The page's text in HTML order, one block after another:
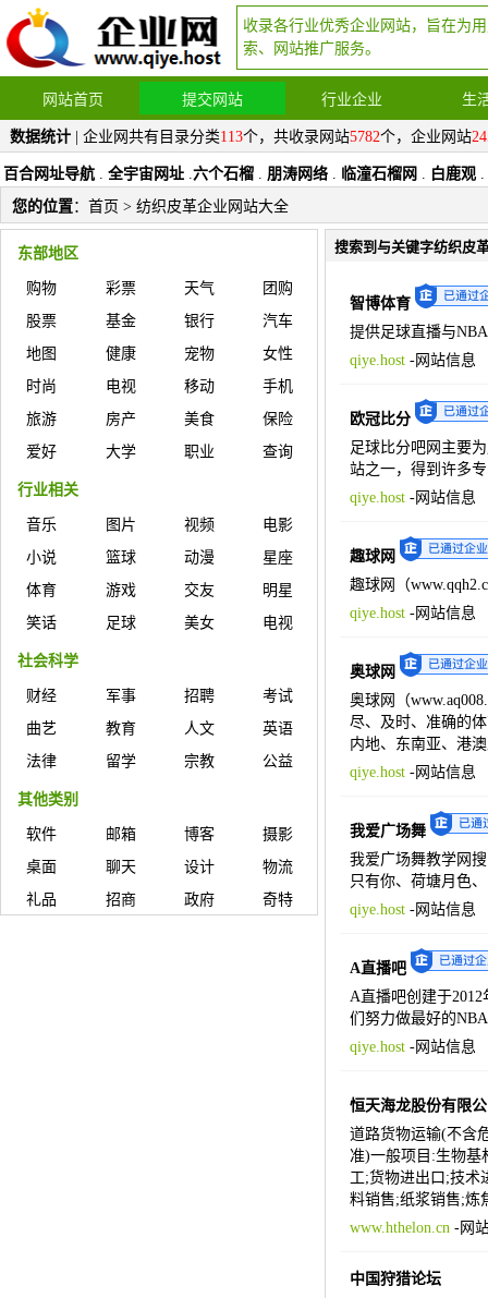
收录各行业优秀企业网站，旨在为
索、网站推广服务。
网站首页 提交网站 行业企业 生
数据统计 | 企业网共有目录分类113个，共收录网站5782个，企业网站
百合网址导航 . 全宇宙网址 .六个石榴 . 朋涛网络 . 临潼石榴网 . 白鹿观 .
您的位置： 首页 > 纺织皮革企业网站大全
东部地区
购物 彩票 天气
团购
股票
基金 银行
汽车
地图
健康 宠物
女性
时尚
电视 移动
手机
旅游
房产 美食
保险
爱好
大学 职业 查询
行业相关
音乐 图片 视频
电影
小说
篮球 动漫
星座
体育
游戏 交友
明星
笑话
足球 美女 电视
社会科学
财经 军事 招聘
考试
曲艺
教育 人文
英语
法律
留学 宗教 公益
其他类别
软件 邮箱 博客
摄影
桌面
聊天 设计
物流
礼品
招商 政府 奇特
搜索到与关键字纺织皮
智博体育
提供足球直播与
qiye.host-网站信息
欧冠比分
足球比分吧网主要
站之一，得到许多
qiye.host-网站信息
趣球网
趣球网（
qiye.host-网站信息
奥球网
奥球网（
尽、及时、准确的
内地、东南亚、港
qiye.host-网站信息
我爱广场舞
我爱广场舞教学网
只有你、荷塘月色
qiye.host-网站信息
A直播吧
A直播吧创建于
们努力做最好的
qiye.host-网站信息
恒天海龙股份有限
道路货物运输(不含
准)一般项目:生物基
工;货物进出口;技术
料销售;纸浆销售;炼
www.hthelon.cn-网
中国狩猎论坛